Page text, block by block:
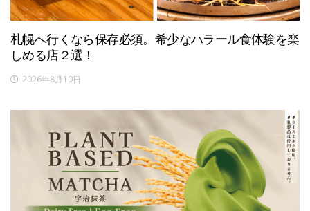
札幌へ行くなら保存必須。希少なハラール食体験を楽
しめる店２選！
2026年8月10日